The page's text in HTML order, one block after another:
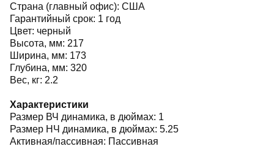
Страна (главный офис): США
Гарантийный срок: 1 год
Цвет: черный
Высота, мм: 217
Ширина, мм: 173
Глубина, мм: 320
Вес, кг: 2.2
Характеристики
Размер ВЧ динамика, в дюймах: 1
Размер НЧ динамика, в дюймах: 5.25
Активная/пассивная: Пассивная